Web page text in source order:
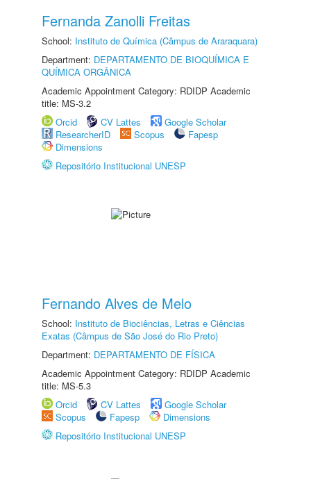
Fernanda Zanolli Freitas
School: Instituto de Química (Câmpus de Araraquara)
Department: DEPARTAMENTO DE BIOQUÍMICA E
QUÍMICA ORGÂNICA
Academic Appointment Category: RDIDP Academic
title: MS-3.2
Orcid
CV Lattes
Google Scholar
ResearcherID
Scopus
Fapesp
Dimensions
Repositório Institucional UNESP
Fernando Alves de Melo
School: Instituto de Biociências, Letras e Ciências
Exatas (Câmpus de São José do Rio Preto)
Department: DEPARTAMENTO DE FÍSICA
Academic Appointment Category: RDIDP Academic
title: MS-5.3
Orcid
CV Lattes
Google Scholar
Scopus
Fapesp
Dimensions
Repositório Institucional UNESP